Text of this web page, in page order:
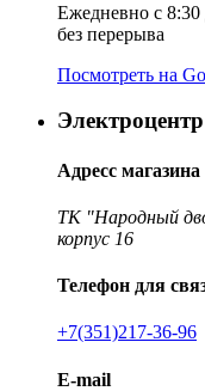
Ежедневно с 8:30
без перерыва
Посмотреть на
Адресс магазина
ТК "Народный
корпус 16
Телефон для
+7(351)217-36-96
E-mail